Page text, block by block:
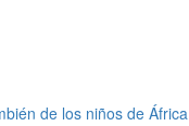
de los niños de África